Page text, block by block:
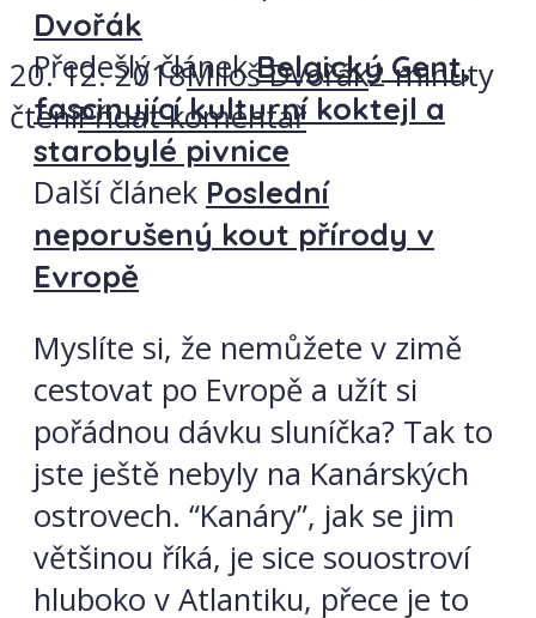
20. 12. 2018Miloš Dvořák2 minuty
čteníPřidat komentář
Dvořák
Předešlý článek Belgický Gent,
fascinující kulturní koktejl a
starobylé pivnice
Další článek Poslední
neporušený kout přírody v
Evropě
Myslíte si, že nemůžete v zimě
cestovat po Evropě a užít si
pořádnou dávku sluníčka? Tak to
jste ještě nebyly na Kanárských
ostrovech. “Kanáry”, jak se jim
většinou říká, je sice souostroví
hluboko v Atlantiku, přece je to